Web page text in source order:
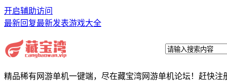
开启辅助访问
最新回复最新发表游戏大全
精品稀有网游单机一键端，尽在藏宝湾网游单机论坛！赶快注